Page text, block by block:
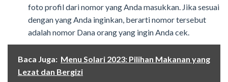
foto profil dari nomor yang Anda masukkan. Jika sesuai
dengan yang Anda inginkan, berarti nomor tersebut
adalah nomor Dana orang yang ingin Anda cek.
Baca Juga: Menu Solari 2023: Pilihan Makanan yang
Lezat dan Bergizi